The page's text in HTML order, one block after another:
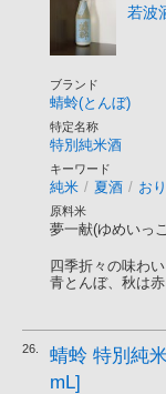
若波
ブランド
蜻蛉(とんぼ)
特定名称
特別純米酒
キーワード
純米 / 夏酒 / お
原料米
夢一献(ゆめいっ
四季折々の味わ
青とんぼ、秋は
26.
蜻蛉 特別純
mL]